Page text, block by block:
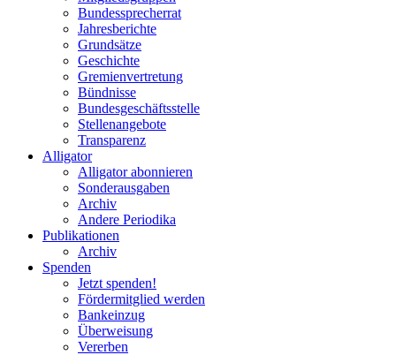
Bundessprecherrat
Jahresberichte
Grundsätze
Geschichte
Gremienvertretung
Bündnisse
Bundesgeschäftsstelle
Stellenangebote
Transparenz
Alligator
Alligator abonnieren
Sonderausgaben
Archiv
Andere Periodika
Publikationen
Archiv
Spenden
Jetzt spenden!
Fördermitglied werden
Bankeinzug
Überweisung
Vererben